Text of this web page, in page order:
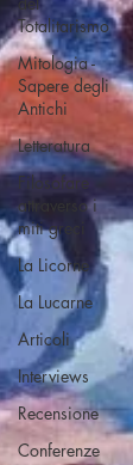
Totalitarismo
Mitologia -
Sapere degli
Antichi
Letteratura
Filosofare
attraverso i
miti greci
La Licorne
La Lucarne
Articoli
Interviews
Recensione
Conferenze